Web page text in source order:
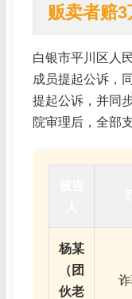
贩卖者赔
白银市平川区人
成员提起公诉，
提起公诉，并同
院审理后，全部
杨某
（团
伙老